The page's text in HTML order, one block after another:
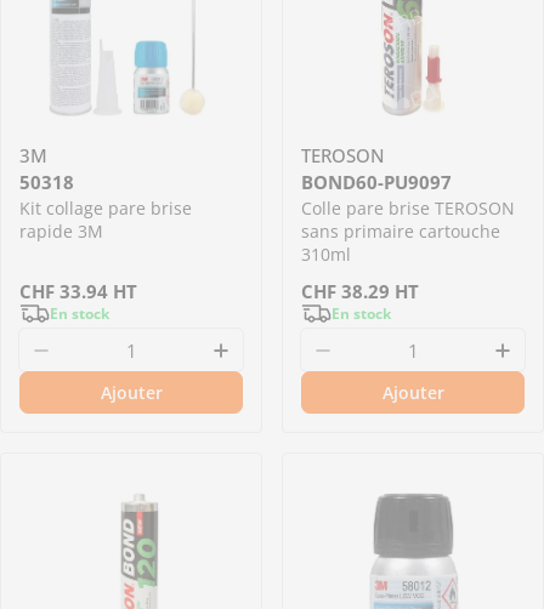
3M
50318
Kit collage pare brise
rapide 3M
Prix
régulier
CHF 33.94 HT
En stock
Diminuer la quantité pour 50318 - Kit collage
Augmenter la quantité pour
Ajouter
TEROSON
BOND60-PU9097
Colle pare brise TEROSON
sans primaire cartouche
310ml
Prix
régulier
CHF 38.29 HT
En stock
Diminuer la
Ajouter